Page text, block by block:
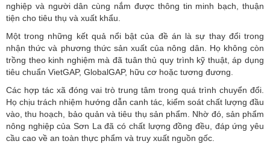
nghiệp và người dân cùng nắm được thông tin minh bạch, thuận
tiện cho tiêu thụ và xuất khẩu.
Một trong những kết quả nổi bật của đề án là sự thay đổi trong
nhận thức và phương thức sản xuất của nông dân. Họ không còn
trồng theo kinh nghiệm mà đã tuân thủ quy trình kỹ thuật, áp dụng
tiêu chuẩn VietGAP, GlobalGAP, hữu cơ hoặc tương đương.
Các hợp tác xã đóng vai trò trung tâm trong quá trình chuyển đổi.
Họ chịu trách nhiệm hướng dẫn canh tác, kiểm soát chất lượng đầu
vào, thu hoạch, bảo quản và tiêu thụ sản phẩm. Nhờ đó, sản phẩm
nông nghiệp của Sơn La đã có chất lượng đồng đều, đáp ứng yêu
cầu cao về an toàn thực phẩm và truy xuất nguồn gốc.